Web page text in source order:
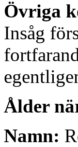
Övriga
Insåg
Ålder
Namn: